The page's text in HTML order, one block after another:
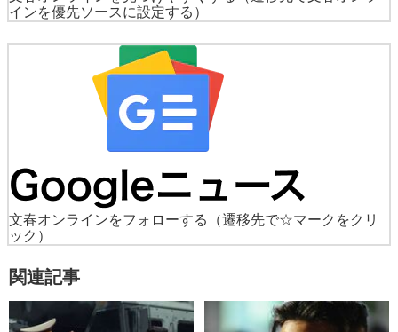
インを優先ソースに設定する）
文春オンラインをフォローする
（遷移先で☆マークをクリ
ック）
関連記事